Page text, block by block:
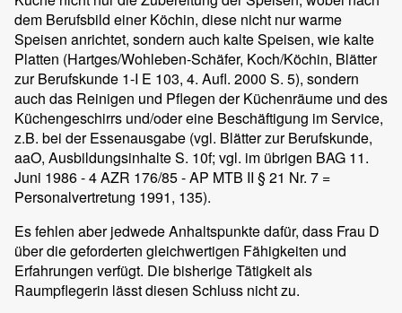
dem Berufsbild einer Köchin, diese nicht nur warme
Speisen anrichtet, sondern auch kalte Speisen, wie kalte
Platten (Hartges/Wohleben-Schäfer, Koch/Köchin, Blätter
zur Berufskunde 1-I E 103, 4. Aufl. 2000 S. 5), sondern
auch das Reinigen und Pflegen der Küchenräume und des
Küchengeschirrs und/oder eine Beschäftigung im Service,
z.B. bei der Essenausgabe (vgl. Blätter zur Berufskunde,
aaO, Ausbildungsinhalte S. 10f; vgl. im übrigen BAG 11.
Juni 1986 - 4 AZR 176/85 - AP MTB II § 21 Nr. 7 =
Personalvertretung 1991, 135).
Es fehlen aber jedwede Anhaltspunkte dafür, dass Frau D
über die geforderten gleichwertigen Fähigkeiten und
Erfahrungen verfügt. Die bisherige Tätigkeit als
Raumpflegerin lässt diesen Schluss nicht zu.